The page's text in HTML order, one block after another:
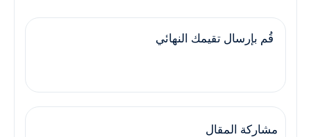
قُم بإرسال تقيمك النهائي
مشاركة المقال